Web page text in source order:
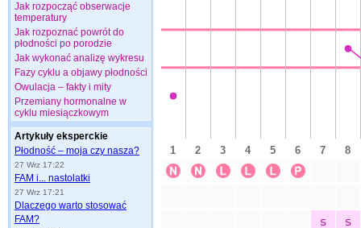
Jak rozpocząć obserwacje
temperatury
Jak rozpoznać powrót do
płodności po porodzie
Jak wykonać analizę wykresu
Fazy cyklu a objawy płodności
Owulacja – fakty i mity
Przemiany hormonalne w
cyklu miesiączkowym
Artykuły eksperckie
Płodność – moja czy nasza?
27 Wrz 17:22
FAM i... nastolatki
27 Wrz 17:21
Dlaczego warto stosować
FAM?